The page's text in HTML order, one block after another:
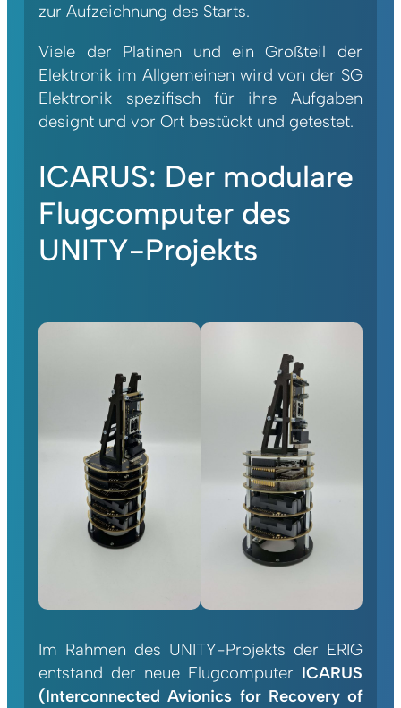
zur Aufzeichnung des Starts.
Viele der Platinen und ein Großteil der
Elektronik im Allgemeinen wird von der SG
Elektronik spezifisch für ihre Aufgaben
designt und vor Ort bestückt und getestet.
ICARUS: Der modulare
Flugcomputer des
UNITY-Projekts
Im Rahmen des UNITY-Projekts der ERIG
entstand der neue Flugcomputer ICARUS
(Interconnected Avionics for Recovery of